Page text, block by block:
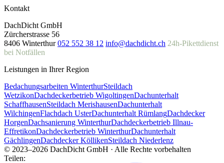
Kontakt
DachDicht GmbH
Zürcherstrasse 56
8406 Winterthur 052 552 38 12 info@dachdicht.ch 24h-Pikettdienst
bei Notfällen
Leistungen in Ihrer Region
Bedachungsarbeiten WinterthurSteildach
WetzikonDachdeckerbetrieb WigoltingenDachunterhalt
SchaffhausenSteildach MerishausenDachunterhalt
WilchingenFlachdach UsterDachunterhalt RümlangDachdecker
HorgenDachsanierung WinterthurDachdeckerbetrieb Illnau-
EffretikonDachdeckerbetrieb WinterthurDachunterhalt
GächlingenDachdecker KöllikenSteildach Niederlenz
© 2023–2026 DachDicht GmbH · Alle Rechte vorbehalten
Teilen: